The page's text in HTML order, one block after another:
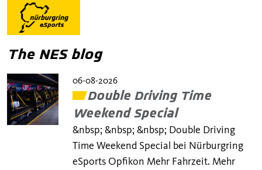
The NES blog
06-08-2026
Double Driving Time
Weekend Special
&nbsp; &nbsp; &nbsp; Double Driving
Time Weekend Special bei Nürburgring
eSports Opfikon Mehr Fahrzeit. Mehr